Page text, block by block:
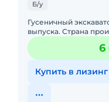
Б/у
Гусеничный
выпуска. Страна
оформления в кредит
полностью в рабочем
6
Купить в лизинг